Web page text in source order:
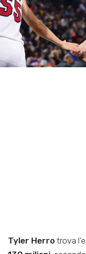
Tyler Herro trova